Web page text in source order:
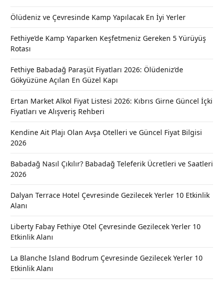
Ölüdeniz ve Çevresinde Kamp Yapılacak En İyi Yerler
Fethiye’de Kamp Yaparken Keşfetmeniz Gereken 5 Yürüyüş
Rotası
Fethiye Babadağ Paraşüt Fiyatları 2026: Ölüdeniz’de
Gökyüzüne Açılan En Güzel Kapı
Ertan Market Alkol Fiyat Listesi 2026: Kıbrıs Girne Güncel İçki
Fiyatları ve Alışveriş Rehberi
Kendine Ait Plajı Olan Avşa Otelleri ve Güncel Fiyat Bilgisi
2026
Babadağ Nasıl Çıkılır? Babadağ Teleferik Ücretleri ve Saatleri
2026
Dalyan Terrace Hotel Çevresinde Gezilecek Yerler 10 Etkinlik
Alanı
Liberty Fabay Fethiye Otel Çevresinde Gezilecek Yerler 10
Etkinlik Alanı
La Blanche Island Bodrum Çevresinde Gezilecek Yerler 10
Etkinlik Alanı